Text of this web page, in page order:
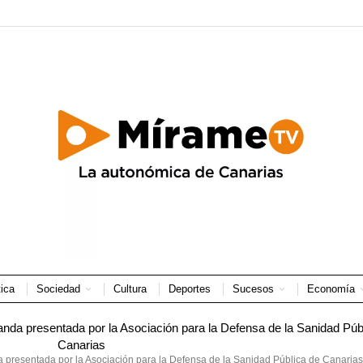
Sociedad Cultura Deportes Sucesos Economía
por la Asociación para la Defensa de la Sanidad Pública de Canarias